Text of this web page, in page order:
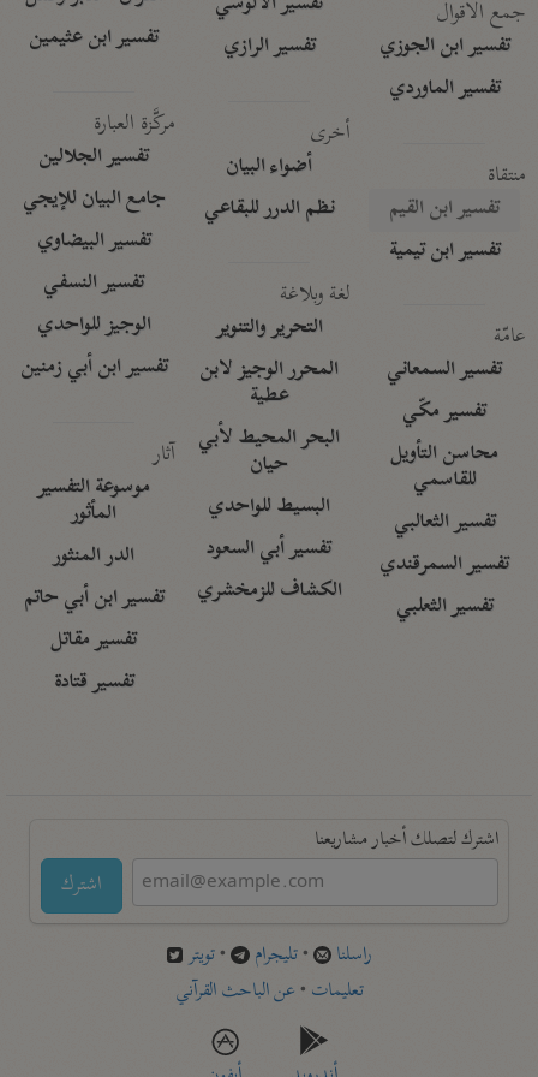
جمع الأقوال
تفسير ابن الجوزي
تفسير الماوردي
منتقاة
تفسير ابن القيم
تفسير ابن تيمية
عامّة
تفسير السمعاني
تفسير مكّي
محاسن التأويل
للقاسمي
تفسير الثعالبي
تفسير السمرقندي
تفسير الثعلبي
تفسير الرازي
أخرى
أضواء البيان
نظم الدرر للبقاعي
لغة وبلاغة
التحرير والتنوير
المحرر الوجيز لابن
عطية
البحر المحيط لأبي
حيان
البسيط للواحدي
تفسير أبي السعود
الكشاف للزمخشري
تفسير ابن عثيمين
مركَّزة العبارة
تفسير الجلالين
جامع البيان للإيجي
تفسير البيضاوي
تفسير النسفي
الوجيز للواحدي
تفسير ابن أبي زمنين
آثار
موسوعة التفسير
المأثور
الدر المنثور
تفسير ابن أبي حاتم
تفسير مقاتل
تفسير قتادة
اشترك لتصلك أخبار مشاريعنا
اشترك
راسلنا •تليجرام •تويتر
تعليمات •عن الباحث القرآني